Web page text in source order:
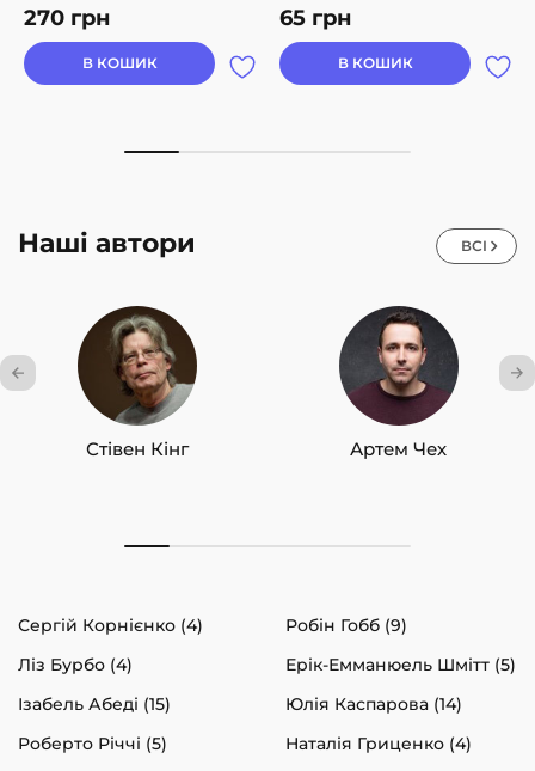
270 грн
В КОШИК
65 грн
В КОШИК
Наші автори ВСІ
Стівен Кінг Артем Чех
Сергій Корнієнко (4)
Робін Гобб (9)
Ліз Бурбо (4)
Ерік-Емманюель Шмітт (5)
Ізабель Абеді (15)
Юлія Каспарова (14)
Роберто Річчі (5)
Наталія Гриценко (4)